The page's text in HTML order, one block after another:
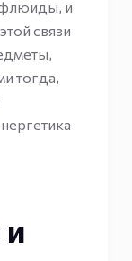
флюиды, и
связи
тогда,
и